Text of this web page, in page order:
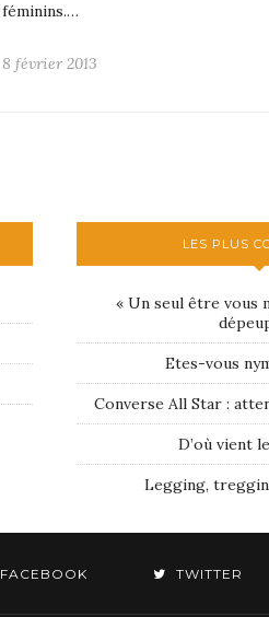
féminins.…
8 février 2013
LES PLUS
« Un seul être vous
Etes-vous
Converse All Star :
D’où vient
Legging,
FACEBOOK TWITTER